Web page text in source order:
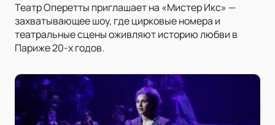
Театр Оперетты приглашает на «Мистер Икс» —
захватывающее шоу, где цирковые номера и
театральные сцены оживляют историю любви в
Париже 20-х годов.